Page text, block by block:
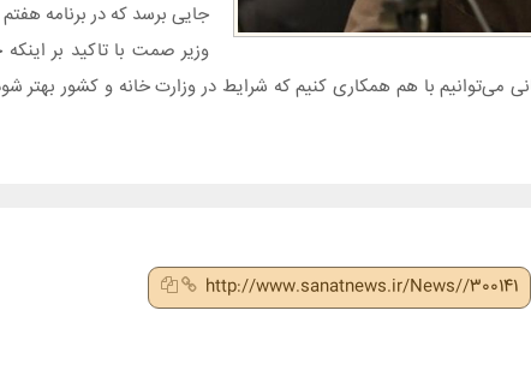
جایی برسد که در برنامه
وزیر صمت با تاکید بر
می‌توانیم با هم همکاری کنیم که شرایط در وزارت خانه و کشور بهتر
http://www.sanatnews.ir/News//300141